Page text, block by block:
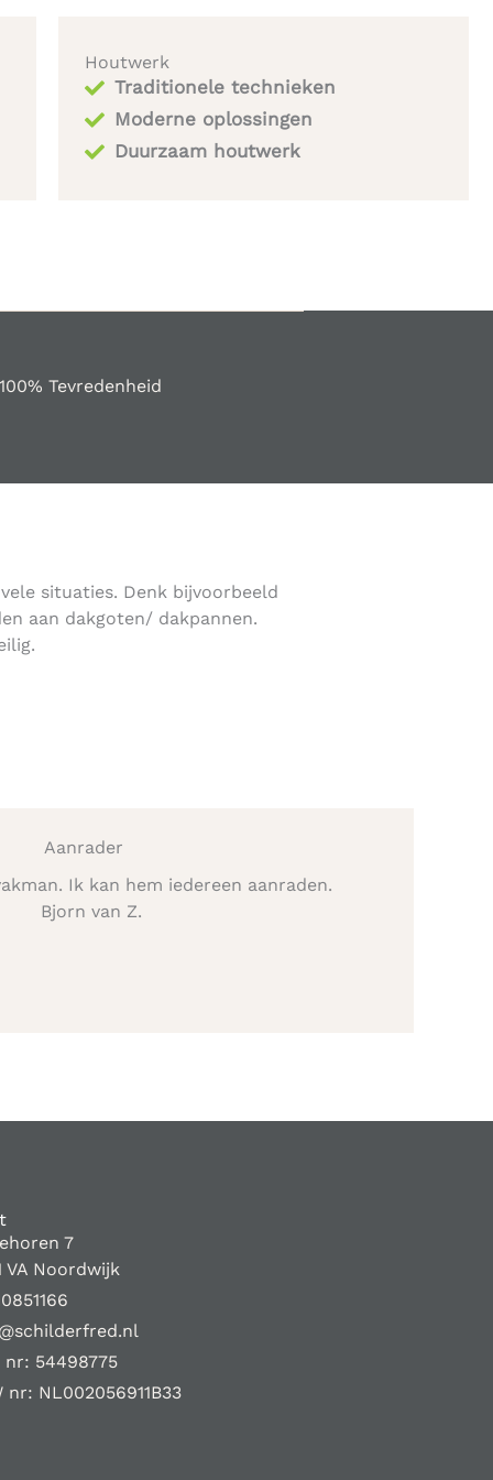
Houtwerk
Traditionele technieken
Moderne oplossingen
Duurzaam houtwerk
Tevredenheid
situaties. Denk bijvoorbeeld
aan dakgoten/ dakpannen.
Aanrader
Ik kan hem iedereen aanraden.
Bjorn van Z.
7
VA Noordwijk
nr: 54498775
nr: NL002056911B33